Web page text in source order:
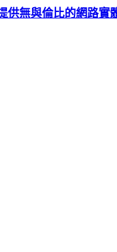
供無與倫比的網路實